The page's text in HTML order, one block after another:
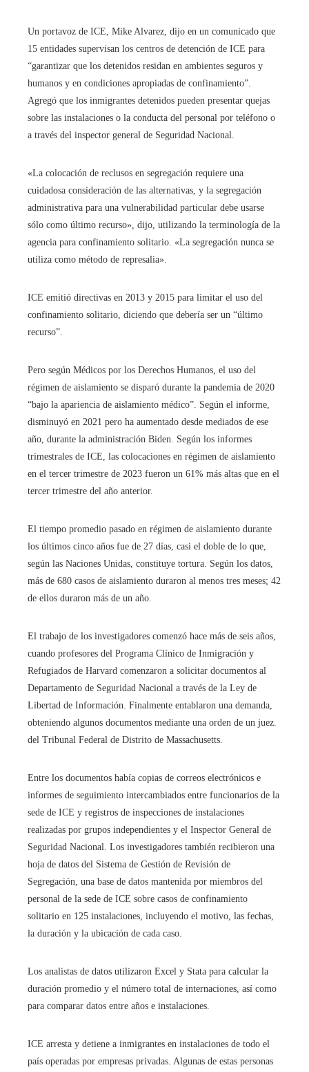
Un portavoz de ICE, Mike Alvarez, dijo en un comunicado que
15 entidades supervisan los centros de detención de ICE para
“garantizar que los detenidos residan en ambientes seguros y
humanos y en condiciones apropiadas de confinamiento”.
Agregó que los inmigrantes detenidos pueden presentar quejas
sobre las instalaciones o la conducta del personal por teléfono o
a través del inspector general de Seguridad Nacional.
«La colocación de reclusos en segregación requiere una
cuidadosa consideración de las alternativas, y la segregación
administrativa para una vulnerabilidad particular debe usarse
sólo como último recurso», dijo, utilizando la terminología de la
agencia para confinamiento solitario. «La segregación nunca se
utiliza como método de represalia».
ICE emitió directivas en 2013 y 2015 para limitar el uso del
confinamiento solitario, diciendo que debería ser un “último
recurso”.
Pero según Médicos por los Derechos Humanos, el uso del
régimen de aislamiento se disparó durante la pandemia de 2020
“bajo la apariencia de aislamiento médico”. Según el informe,
disminuyó en 2021 pero ha aumentado desde mediados de ese
año, durante la administración Biden. Según los informes
trimestrales de ICE, las colocaciones en régimen de aislamiento
en el tercer trimestre de 2023 fueron un 61% más altas que en el
tercer trimestre del año anterior.
El tiempo promedio pasado en régimen de aislamiento durante
los últimos cinco años fue de 27 días, casi el doble de lo que,
según las Naciones Unidas, constituye tortura. Según los datos,
más de 680 casos de aislamiento duraron al menos tres meses; 42
de ellos duraron más de un año.
El trabajo de los investigadores comenzó hace más de seis años,
cuando profesores del Programa Clínico de Inmigración y
Refugiados de Harvard comenzaron a solicitar documentos al
Departamento de Seguridad Nacional a través de la Ley de
Libertad de Información. Finalmente entablaron una demanda,
obteniendo algunos documentos mediante una orden de un juez.
del Tribunal Federal de Distrito de Massachusetts.
Entre los documentos había copias de correos electrónicos e
informes de seguimiento intercambiados entre funcionarios de la
sede de ICE y registros de inspecciones de instalaciones
realizadas por grupos independientes y el Inspector General de
Seguridad Nacional. Los investigadores también recibieron una
hoja de datos del Sistema de Gestión de Revisión de
Segregación, una base de datos mantenida por miembros del
personal de la sede de ICE sobre casos de confinamiento
solitario en 125 instalaciones, incluyendo el motivo, las fechas,
la duración y la ubicación de cada caso.
Los analistas de datos utilizaron Excel y Stata para calcular la
duración promedio y el número total de internaciones, así como
para comparar datos entre años e instalaciones.
ICE arresta y detiene a inmigrantes en instalaciones de todo el
país operadas por empresas privadas. Algunas de estas personas